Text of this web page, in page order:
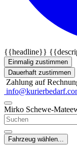
{{headline}}
Einmalig zustimmen
Dauerhaft zustimmen
Zahlung auf
Mirko Schewe-
Fahrzeug wählen...